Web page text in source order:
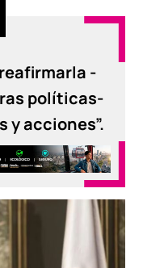
-
políticas-
y acciones”.